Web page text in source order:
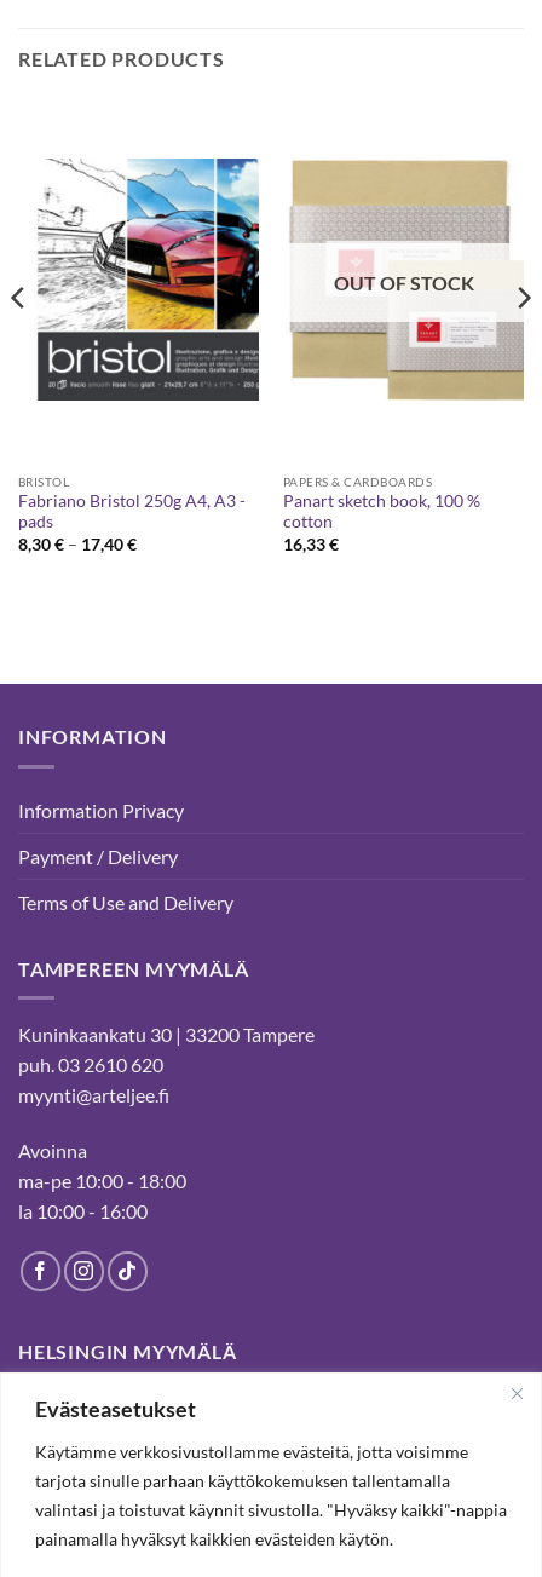
Evästeasetukset
Käytämme verkkosivustollamme evästeitä, jotta voisimme
tarjota sinulle parhaan käyttökokemuksen tallentamalla
valintasi ja toistuvat käynnit sivustolla. "Hyväksy kaikki"-nappia
painamalla hyväksyt kaikkien evästeiden käytön.
RELATED PRODUCTS
BRISTOL
Fabriano Bristol 250g A4, A3 -
pads
8,30€ – 17,40€Price
OUT OF STOCK
PAPERS & CARDBOARDS
Panart sketch book, 100 %
cotton
16,33€
INFORMATION
Information Privacy
Payment / Delivery
Terms of Use and Delivery
TAMPEREEN MYYMÄLÄ
Kuninkaankatu 30 | 33200 Tampere
puh. 03 2610 620
myynti@arteljee.fi
Avoinna
ma-pe 10:00 - 18:00
la 10:00 - 16:00
HELSINGIN MYYMÄLÄ
Suljettu pysyvästi 19.7.2025 alkaen
SUBSCRIBE OUR NEWSLETTER TO RECEIVE 20%
DISCOUNT.